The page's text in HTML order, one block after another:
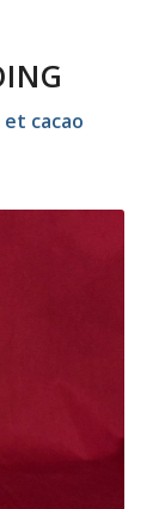
cacao